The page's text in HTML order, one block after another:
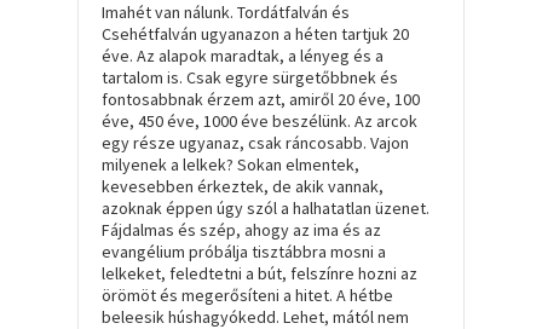
Imahét van nálunk. Tordátfalván és
Csehétfalván ugyanazon a héten tartjuk 20
éve. Az alapok maradtak, a lényeg és a
tartalom is. Csak egyre sürgetőbbnek és
fontosabbnak érzem azt, amiről 20 éve, 100
éve, 450 éve, 1000 éve beszélünk. Az arcok
egy része ugyanaz, csak ráncosabb. Vajon
milyenek a lelkek? Sokan elmentek,
kevesebben érkeztek, de akik vannak,
azoknak éppen úgy szól a halhatatlan üzenet.
Fájdalmas és szép, ahogy az ima és az
evangélium próbálja tisztábbra mosni a
lelkeket, feledtetni a bút, felszínre hozni az
örömöt és megerősíteni a hitet. A hétbe
beleesik húshagyókedd. Lehet, mától nem